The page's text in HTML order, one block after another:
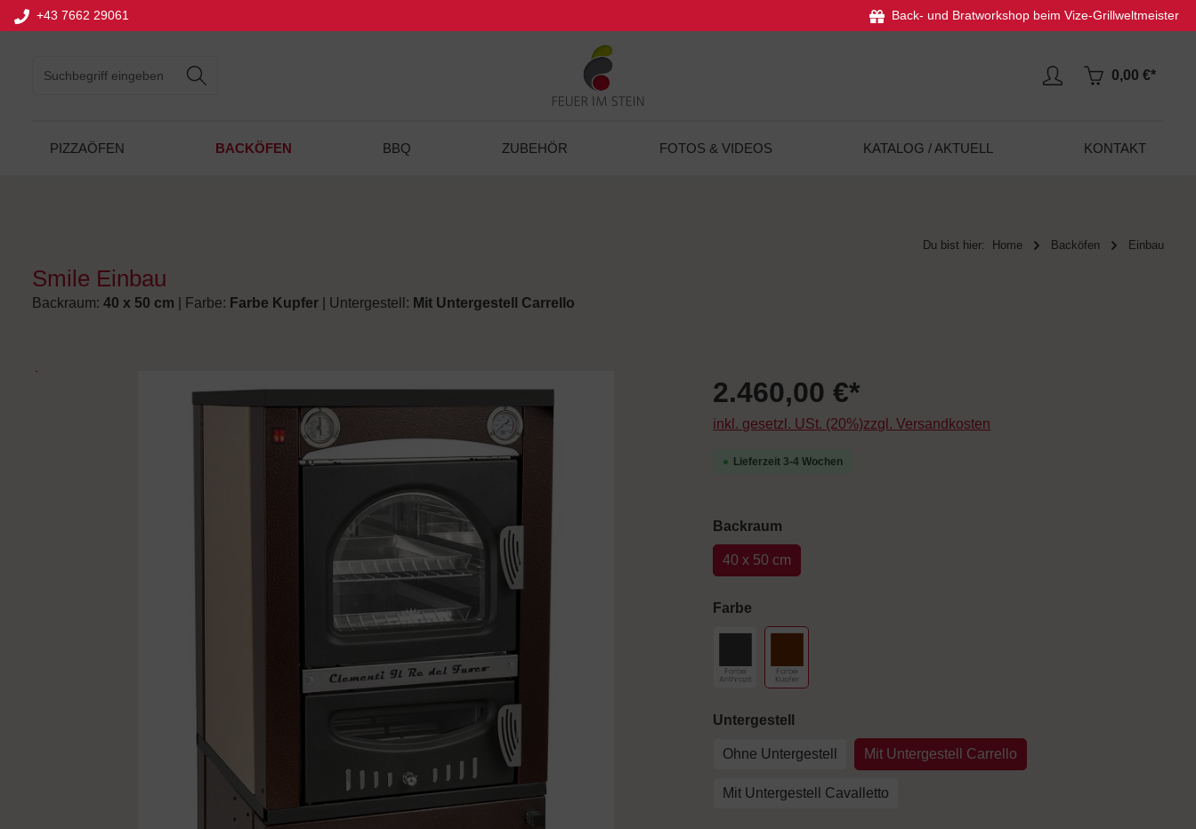
Zur Hauptnavigation springen
+43 7662 29061 Back- und Bratworkshop beim Vize-Grillweltmeister
0,00 €*
PIZZAÖFEN BBQ ZUBEHÖR FOTOS & VIDEOS KATALOG / AKTUELL KONTAKT
Du bist hier: Home Backöfen Einbau
Smile Einbau
Backraum: 40 x 50 cm | Farbe: Farbe Kupfer | Untergestell: Mit Untergestell Carrello
2.460,00 €*
inkl. gesetzl. USt. (20%)zzgl. Versandkosten
Lieferzeit 3-4 Wochen
Backraum
40 x 50 cm
Farbe
SchwarzFarbe Kupfer
Untergestell
Ohne Untergestell Mit Untergestell Carrello
Mit Untergestell Cavalletto